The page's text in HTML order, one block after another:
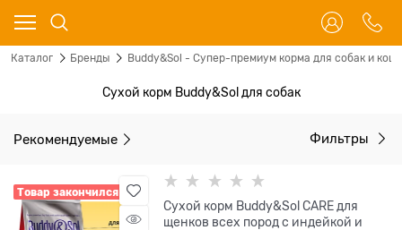
Каталог Бренды Buddy&Sol - Супер-премиум корма для собак и
Сухой корм Buddy&Sol для собак
Рекомендуемые Фильтры
Товар закончился
Сухой корм Buddy&Sol CARE для
щенков всех пород с индейкой и